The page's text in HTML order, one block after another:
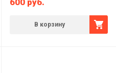
В корзину